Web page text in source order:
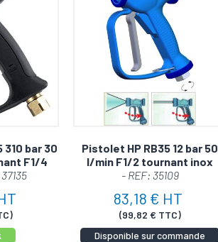
310 bar 30
F1/4
Pistolet HP RB35 12 bar 50
l/min F1/2 tournant inox
- REF: 35109
83,18 € HT
(99,82 € TTC)
Disponible sur commande